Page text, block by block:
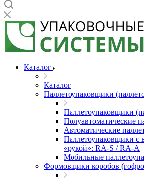
Каталог
Каталог
Паллетоупаковщики
Паллетоупаковщики
Полуавтоматические
Автоматические
Паллетоупаковщики с
«рукой»: RA-S / RA-A
Мобильные
Формовщики коробов